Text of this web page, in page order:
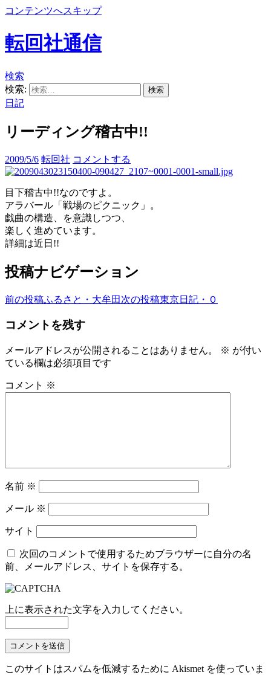
コンテンツへスキップ
転回社通信
検索
検索:
日記
リーディング稽古中!!
2009/5/6 転回社 コメントする
目下稽古中!!なのですよ。
アラバール「戦場のピクニック」。
戯曲の構造、を意識しつつ、
楽しく進めています。
詳細は近日!!
投稿ナビゲーション
前の投稿ふるさと・大牟田 次の投稿東京日記・０
コメントを残す
メールアドレスが公開されることはありません。 ※ が付い
ている欄は必須項目です
コメント ※
名前 ※
メール ※
サイト
次回のコメントで使用するためブラウザーに自分の名
前、メールアドレス、サイトを保存する。
上に表示された文字を入力してください。
このサイトはスパムを低減するために Akismet を使っていま